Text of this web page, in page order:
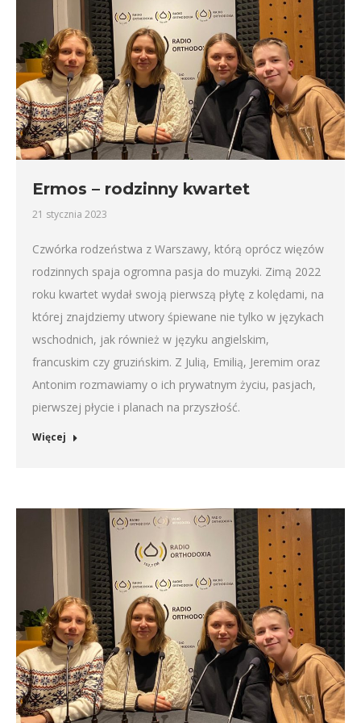
Ermos – rodzinny kwartet
21 stycznia 2023
Czwórka rodzeństwa z Warszawy, którą oprócz więzów
rodzinnych spaja ogromna pasja do muzyki. Zimą 2022
roku kwartet wydał swoją pierwszą płytę z kolędami, na
której znajdziemy utwory śpiewane nie tylko w językach
wschodnich, jak również w języku angielskim,
francuskim czy gruzińskim. Z Julią, Emilią, Jeremim oraz
Antonim rozmawiamy o ich prywatnym życiu, pasjach,
pierwszej płycie i planach na przyszłość.
Więcej